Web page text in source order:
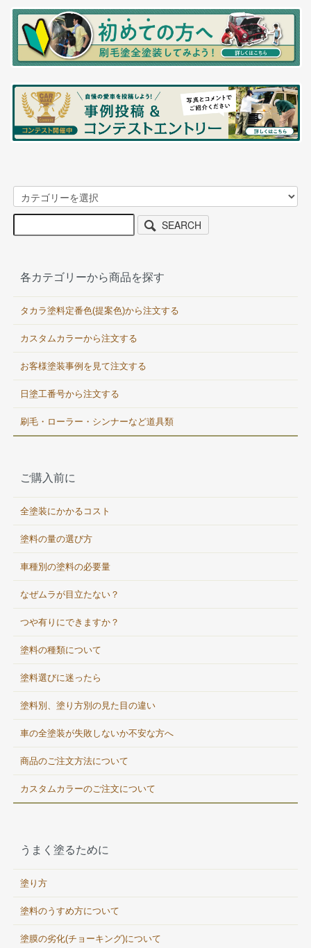
SEARCH
各カテゴリーから商品を探す
タカラ塗料定番色(提案色)から注文する
カスタムカラーから注文する
お客様塗装事例を見て注文する
日塗工番号から注文する
刷毛・ローラー・シンナーなど道具類
ご購入前に
全塗装にかかるコスト
塗料の量の選び方
車種別の塗料の必要量
なぜムラが目立たない？
つや有りにできますか？
塗料の種類について
塗料選びに迷ったら
塗料別、塗り方別の見た目の違い
車の全塗装が失敗しないか不安な方へ
商品のご注文方法について
カスタムカラーのご注文について
うまく塗るために
塗り方
塗料のうすめ方について
塗膜の劣化(チョーキング)について